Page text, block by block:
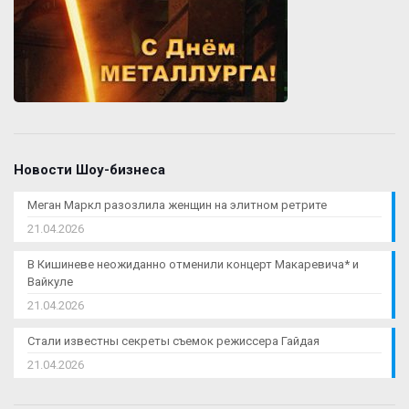
Новости Шоу-бизнеса
Меган Маркл разозлила женщин на элитном ретрите
21.04.2026
В Кишиневе неожиданно отменили концерт Макаревича* и
Вайкуле
21.04.2026
Стали известны секреты съемок режиссера Гайдая
21.04.2026